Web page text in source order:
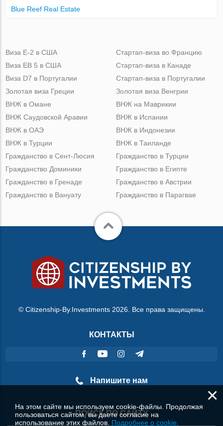
Blue Reef Real Estate
Виза Е-2 в США
Виза ЕВ 5 в США
Виза D7 в Португалии
Золотая виза Греции
Стартап-виза во Францию
Стартап-виза в Канаде
Стартап-виза в Португалии
Золотая виза Венгрии
ВНЖ в Омане
ВНЖ Саудовской Аравии
ВНЖ в ОАЭ
ВНЖ в Турции
ВНЖ на Маврикии
ВНЖ в Испании
ВНЖ в Индонезии
ВНЖ в Таиланде
Гражданство в Сент-Люсия
Гражданство Доминики
Гражданство в Гренаде
Гражданство в Вануату
Гражданство в Турции
Гражданство в Египте
Гражданство в Австрии
Гражданство в Парагвае
© Citizenship-By.Investments 2026. Все права защищены.
КОНТАКТЫ
Напишите нам
ПОИСК ПО САЙТУ
×
На этом сайте мы используем cookie-файлы. Продолжая
пользоваться сайтом, вы даете согласие на
использование этих файлов. Подробнее о cookie.